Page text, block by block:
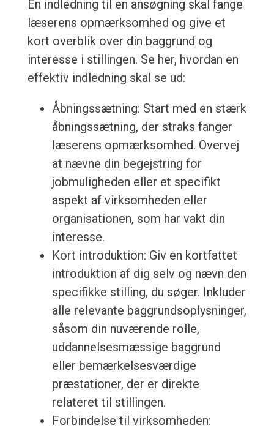
En indledning til en ansøgning skal fange
læserens opmærksomhed og give et
kort overblik over din baggrund og
interesse i stillingen. Se her, hvordan en
effektiv indledning skal se ud:
Åbningssætning: Start med en stærk
åbningssætning, der straks fanger
læserens opmærksomhed. Overvej
at nævne din begejstring for
jobmuligheden eller et specifikt
aspekt af virksomheden eller
organisationen, som har vakt din
interesse.
Kort introduktion: Giv en kortfattet
introduktion af dig selv og nævn den
specifikke stilling, du søger. Inkluder
alle relevante baggrundsoplysninger,
såsom din nuværende rolle,
uddannelsesmæssige baggrund
eller bemærkelsesværdige
præstationer, der er direkte
relateret til stillingen.
Forbindelse til virksomheden: